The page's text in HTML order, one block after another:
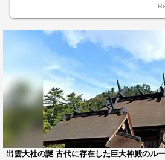
出雲大社の謎 古代に存在した巨大神殿のル